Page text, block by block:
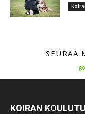
SEURAA
KOIRAN